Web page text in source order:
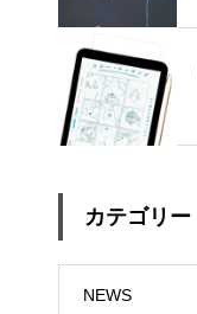
カテゴリー
NEWS